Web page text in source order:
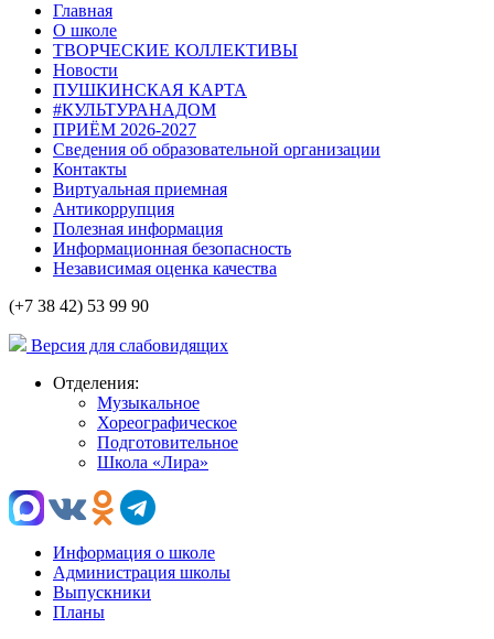
Главная
О школе
ТВОРЧЕСКИЕ КОЛЛЕКТИВЫ
Новости
ПУШКИНСКАЯ КАРТА
#КУЛЬТУРАНАДОМ
ПРИЁМ 2026-2027
Сведения об образовательной организации
Контакты
Виртуальная приемная
Антикоррупция
Полезная информация
Информационная безопасность
Независимая оценка качества
(+7 38 42) 53 99 90
Версия для слабовидящих
Отделения:
Музыкальное
Хореографическое
Подготовительное
Школа «Лира»
Информация о школе
Администрация школы
Выпускники
Планы